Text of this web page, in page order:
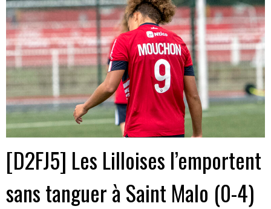
[D2FJ5] Les Lilloises l’emportent
sans tanguer à Saint Malo (0-4)